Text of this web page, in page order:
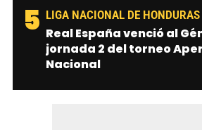
5 LIGA NACIONAL DE HONDURAS
Real España venció al
jornada 2 del torneo
Nacional